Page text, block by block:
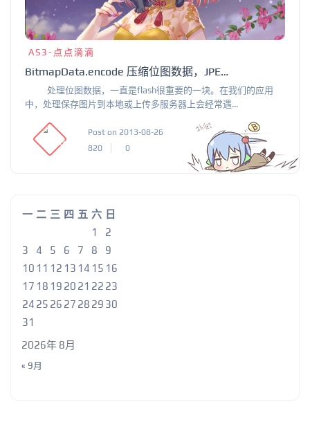
AS3-点点滴滴
BitmapData.encode 压缩位图数据，JPEGEncoderOptions
处理位图数据，一直是flash很重要的一块。在我们的应用
中，处理保存图片到本地或上传多服务器上会经常遇...
Post on 2013-08-26
820
0
2026年 8月
一 二 三 四 五 六 日
1
2
3
4 5 6 7 8
9
10 11 12 13 14 15 16
17 18 19 20 21 22 23
24 25 26 27 28 29 30
31
« 9月